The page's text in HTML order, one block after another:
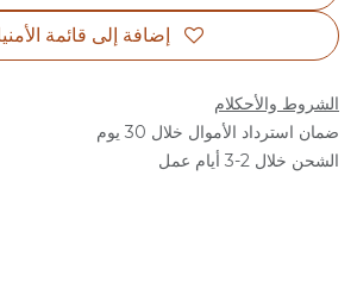
إضافة إلى قائمة
الشروط والأحكلام
ضمان استرداد الأموال خلال 30 يوم
الشحن خلال 2-3 أيام عمل